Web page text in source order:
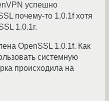
успешно
почему-то 1.0.1f хотя
1.0.1r.
OpenSSL 1.0.1f. Как
системную
происходила на